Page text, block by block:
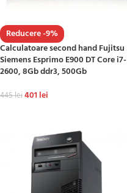
Reducere -9%
Calculatoare second hand Fujitsu
Siemens Esprimo E900 DT Core i7-
2600, 8Gb ddr3, 500Gb
445lei401 lei